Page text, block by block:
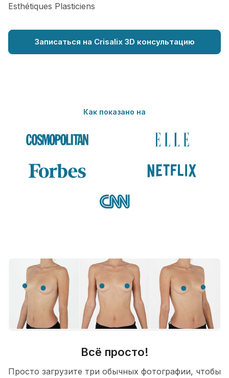
Esthétiques Plasticiens
Записаться на Crisalix 3D консультацию
Как показано на
Всё просто!
Просто загрузите три обычных фотографии, чтобы